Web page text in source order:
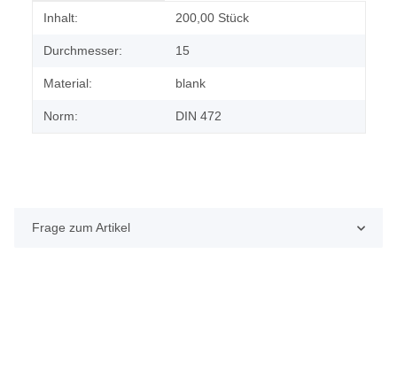
Produkteigenschaft
Wert
Inhalt: 200,00 Stück
Durchmesser: 15
Material: blank
Norm: DIN 472
Frage zum Artikel